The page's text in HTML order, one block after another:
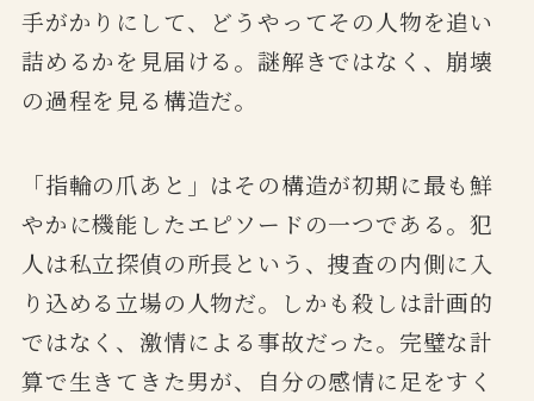
手がかりにして、どうやってその人物を追い
詰めるかを見届ける。謎解きではなく、崩壊
の過程を見る構造だ。
「指輪の爪あと」はその構造が初期に最も鮮
やかに機能したエピソードの一つである。犯
人は私立探偵の所長という、捜査の内側に入
り込める立場の人物だ。しかも殺しは計画的
ではなく、激情による事故だった。完璧な計
算で生きてきた男が、自分の感情に足をすく